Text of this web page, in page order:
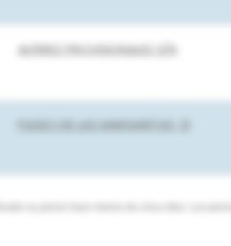
ALFEREZ PROVISIONALES S/N
PASEO DE LAS MARGARITAS, 21